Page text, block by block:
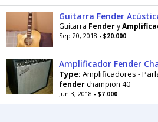
Guitarra Fendery
Sep 20, 2018 - $20.000
Type: Amplificadores -
fender champion 40
Jun 3, 2018 - $7.000